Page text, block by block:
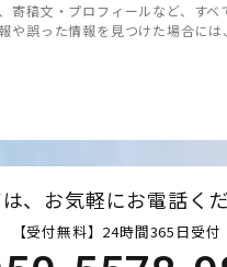
寄稿文・プロフィールなど、す
や誤った情報を見つけた場合に
、お気軽にお電話く
【受付無料】24時間365日受付